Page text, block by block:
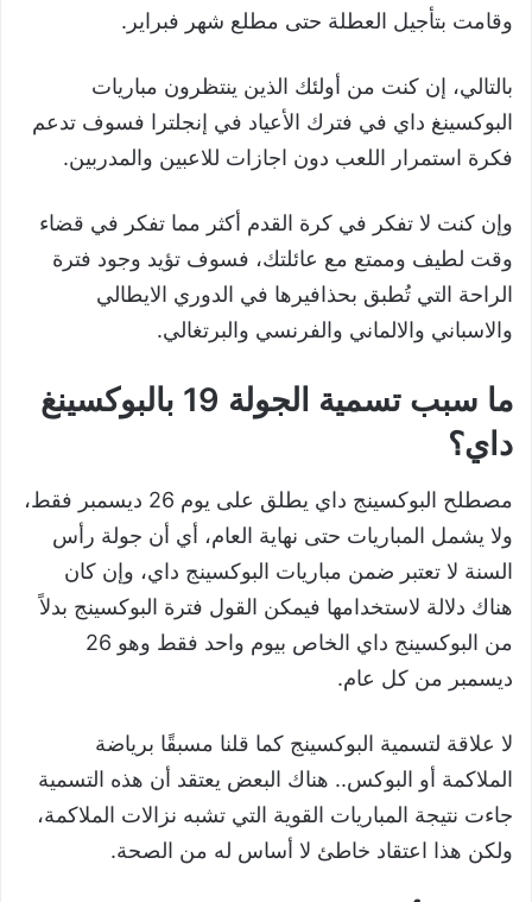
وقامت بتأجيل العطلة حتى مطلع شهر فبراير.
بالتالي، إن كنت من أولئك الذين ينتظرون مباريات
البوكسينغ داي في فترك الأعياد في إنجلترا فسوف تدعم
فكرة استمرار اللعب دون اجازات للاعبين والمدربين.
وإن كنت لا تفكر في كرة القدم أكثر مما تفكر في قضاء
وقت لطيف وممتع مع عائلتك، فسوف تؤيد وجود فترة
الراحة التي تُطبق بحذافيرها في الدوري الايطالي
والاسباني والالماني والفرنسي والبرتغالي.
ما سبب تسمية الجولة 19 بالبوكسينغ
داي؟
مصطلح البوكسينج داي يطلق على يوم 26 ديسمبر فقط،
ولا يشمل المباريات حتى نهاية العام، أي أن جولة رأس
السنة لا تعتبر ضمن مباريات البوكسينج داي، وإن كان
هناك دلالة لاستخدامها فيمكن القول فترة البوكسينج بدلاً
من البوكسينج داي الخاص بيوم واحد فقط وهو 26
ديسمبر من كل عام.
لا علاقة لتسمية البوكسينج كما قلنا مسبقًا برياضة
الملاكمة أو البوكس.. هناك البعض يعتقد أن هذه التسمية
جاءت نتيجة المباريات القوية التي تشبه نزالات الملاكمة،
ولكن هذا اعتقاد خاطئ لا أساس له من الصحة.